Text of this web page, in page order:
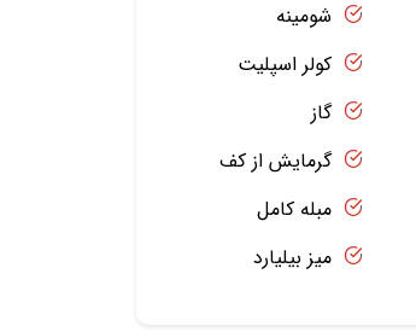
شومینه
کولر اسپلیت
گاز
گرمایش از کف
مبله کامل
میز بیلیارد